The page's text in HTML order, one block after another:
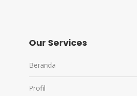
Our Services
Beranda
Profil